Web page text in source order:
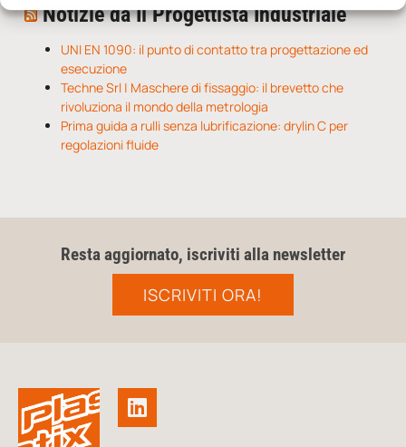
Notizie da Il Progettista Industriale
UNI EN 1090: il punto di contatto tra progettazione ed
esecuzione
Techne Srl | Maschere di fissaggio: il brevetto che
rivoluziona il mondo della metrologia
Prima guida a rulli senza lubrificazione: drylin C per
regolazioni fluide
Resta aggiornato, iscriviti alla newsletter
ISCRIVITI ORA!